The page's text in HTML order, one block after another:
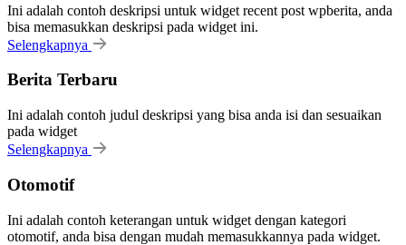
Ini adalah contoh deskripsi untuk widget recent post wpberita, anda
bisa memasukkan deskripsi pada widget ini.
Selengkapnya
Berita Terbaru
Ini adalah contoh judul deskripsi yang bisa anda isi dan sesuaikan
pada widget
Selengkapnya
Otomotif
Ini adalah contoh keterangan untuk widget dengan kategori
otomotif, anda bisa dengan mudah memasukkannya pada widget.